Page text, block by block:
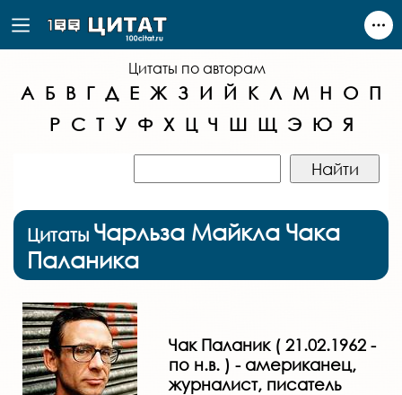
Цитаты по авторам
А Б В Г Д Е Ж З И Й К Л М Н О П
Р С Т У Ф Х Ц Ч Ш Щ Э Ю Я
Цитаты Чарльза Майкла Чака
Паланика
Чак Паланик ( 21.02.1962 -
по н.в. ) - американец,
журналист, писатель